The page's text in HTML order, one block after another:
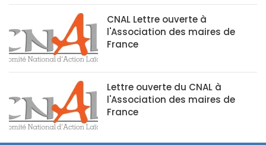
CNAL Lettre ouverte à
l'Association des maires de
France
Lettre ouverte du CNAL à
l'Association des maires de
France